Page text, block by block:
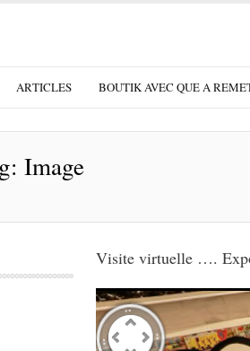
ARTICLES BOUTIK AVEC QUE A
Image
Visite virtuelle ….